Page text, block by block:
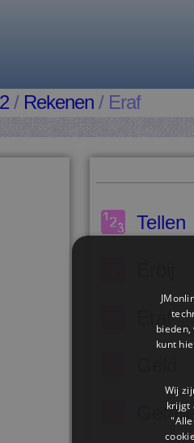
/ Rekenen / Eraf
Tellen
Eraf
kunt
Wij
krijgt